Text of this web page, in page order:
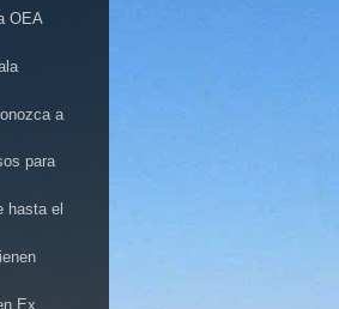
OEA
a
para
hasta el
Ex